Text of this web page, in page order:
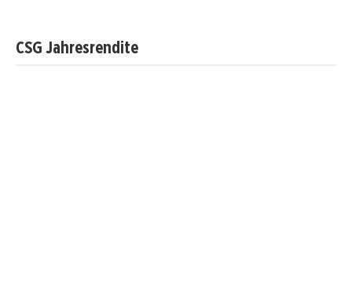
CSG Jahresrendite